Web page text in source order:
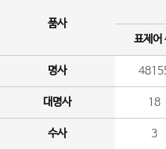
품사
표제어
명사
대명사 18
수사 3